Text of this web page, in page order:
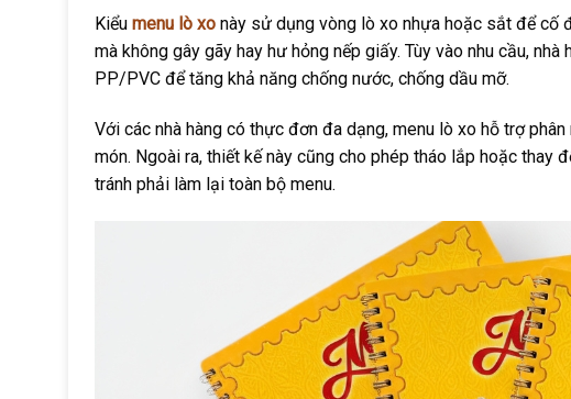
Kiểu menu lò xo này sử dụng vòng lò xo nhựa hoặc sắt để cố
mà không gây gãy hay hư hỏng nếp giấy. Tùy vào nhu cầu,
PP/PVC để tăng khả năng chống nước, chống dầu mỡ.
Với các nhà hàng có thực đơn đa dạng, menu lò xo hỗ trợ
món. Ngoài ra, thiết kế này cũng cho phép tháo lắp hoặc
tránh phải làm lại toàn bộ menu.